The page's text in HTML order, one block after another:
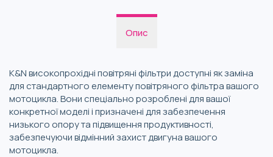
Опис
K&N високопрохідні повітряні фільтри доступні як заміна
для стандартного елементу повітряного фільтра вашого
мотоцикла. Вони спеціально розроблені для вашої
конкретної моделі і призначені для забезпечення
низького опору та підвищення продуктивності,
забезпечуючи відмінний захист двигуна вашого
мотоцикла.